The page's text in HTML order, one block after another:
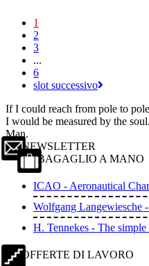
1
2
3
...
6
slot successivo
If I could reach from pole to
I would be measured by the
Man.
NEWSLETTER
BAGAGLIO A MANO
ICAO - Aeronautical
Wolfgang Langewiesche
H. Tennekes - The
OFFERTE DI LAVORO